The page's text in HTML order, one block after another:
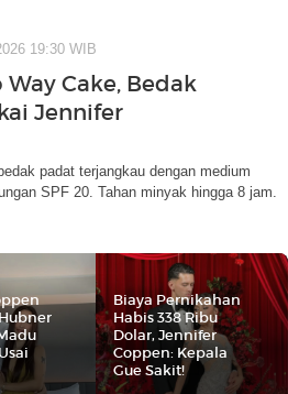
19:30 WIB
Cake, Bedak
Jennifer
padat terjangkau dengan medium
SPF 20. Tahan minyak hingga 8 jam.
Biaya Pernikahan
Habis 338 Ribu
Dolar, Jennifer
Coppen: Kepala
Gue Sakit!